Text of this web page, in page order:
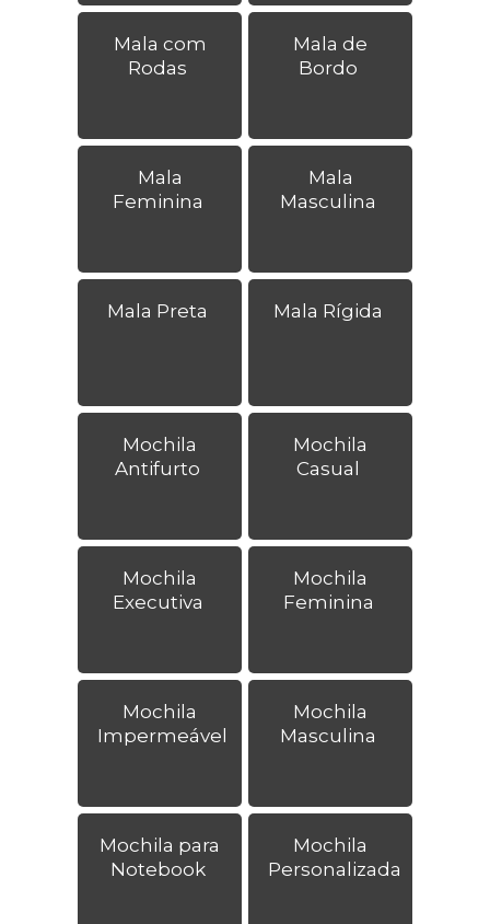
Mala com
Rodas
Mala de
Bordo
Mala
Feminina
Mala
Masculina
Mala Preta Mala Rígida
Mochila
Antifurto
Mochila
Casual
Mochila
Executiva
Mochila
Feminina
Mochila
Impermeável
Mochila
Masculina
Mochila para
Notebook
Mochila
Personalizada